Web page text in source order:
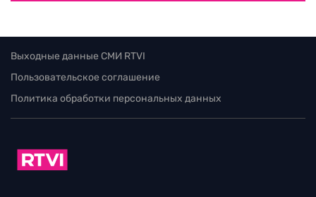
Выходные данные СМИ RTVI
Пользовательское соглашение
Политика обработки персональных данных